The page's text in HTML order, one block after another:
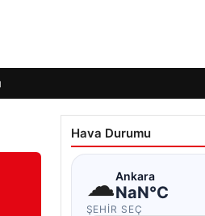
Hava Durumu
☁Ankara
NaN°C
ŞEHIR SEÇ